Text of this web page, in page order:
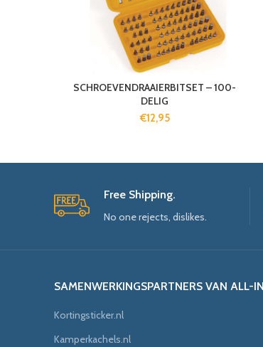
SCHROEVENDRAAIERBITSET – 100-
DELIG
€12,95
Free Shipping.
No one rejects, dislikes.
SAMENWERKINGSPARTNERS VAN ALL-
Kortingsticker.nl
Kamperkachels.nl